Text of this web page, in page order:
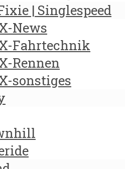
| Singlespeed
News
Fahrtechnik
Rennen
sonstiges